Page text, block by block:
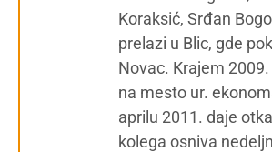
Koraksić, Srđan
prelazi u Blic, gde
Novac. Krajem
na mesto ur.
aprilu 2011. daje
kolega osniva